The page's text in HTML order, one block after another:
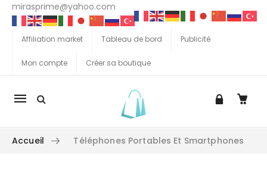
mirasprime@yahoo.com
Affiliation market Tableau de bord Publicité
Mon compte Créer sa boutique
La
Mobile
Accueil Téléphones Portables Et Smartphones